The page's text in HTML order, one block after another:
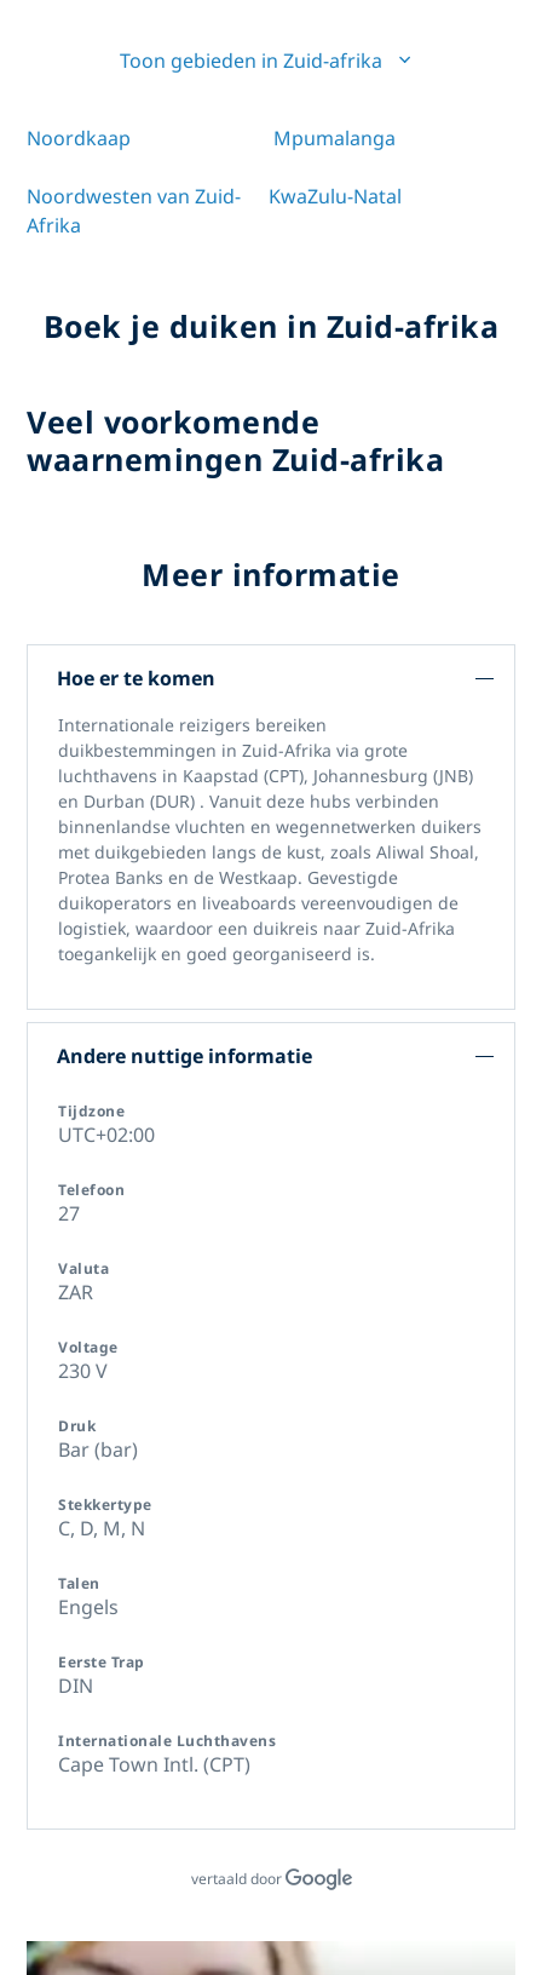
Toon gebieden in Zuid-afrika
Noordkaap Mpumalanga
Noordwesten van Zuid-
Afrika
KwaZulu-Natal
Boek je duiken in Zuid-afrika
Veel voorkomende
waarnemingen Zuid-afrika
Meer informatie
Hoe er te komen
Internationale reizigers bereiken
duikbestemmingen in Zuid-Afrika via grote
luchthavens in Kaapstad (CPT), Johannesburg (JNB)
en Durban (DUR) . Vanuit deze hubs verbinden
binnenlandse vluchten en wegennetwerken duikers
met duikgebieden langs de kust, zoals Aliwal Shoal,
Protea Banks en de Westkaap. Gevestigde
duikoperators en liveaboards vereenvoudigen de
logistiek, waardoor eenduikreis naar Zuid-Afrika
toegankelijk en goed georganiseerd is.
Andere nuttige informatie
Tijdzone
UTC+02:00
Telefoon
27
Valuta
ZAR
Voltage
230 V
Druk
Bar (bar)
Stekkertype
C, D, M, N
Talen
Engels
Eerste Trap
DIN
Internationale Luchthavens
Cape Town Intl. (CPT)
vertaald door